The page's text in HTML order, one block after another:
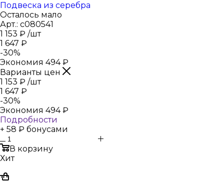
Подвеска из серебра
Осталось мало
Арт.: с080541
1 153 ₽ /шт
1 647 ₽
-30%
Экономия 494₽
Варианты цен
1 153 ₽ /шт
1 647 ₽
-30%
Экономия 494₽
Подробности
+ 58 ₽ бонусами
В корзину
Хит